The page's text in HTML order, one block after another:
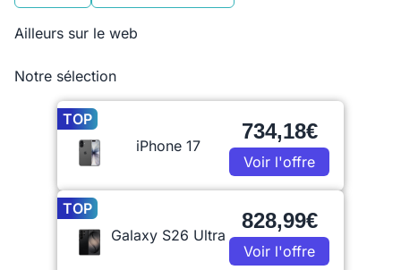
Ailleurs sur le web
Notre sélection
TOP
iPhone 17
734,18€
Voir l'offre
TOP
Galaxy S26 Ultra
828,99€
Voir l'offre